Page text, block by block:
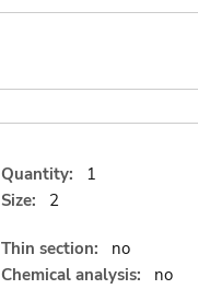
Quantity:
1
Size:
2
Thin section:
no
Chemical analysis:
no